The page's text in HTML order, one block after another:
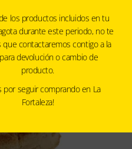
los productos incluidos en tu
durante este periodo, no te
que contactaremos contigo a la
devolución o cambio de
producto.
por seguir comprando en La
Fortaleza!